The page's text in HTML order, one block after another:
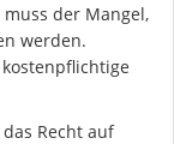
der Mangel,
werden.
Recht auf